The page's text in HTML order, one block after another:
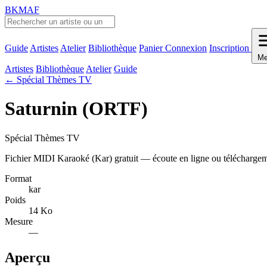
BKMAF
Guide Artistes Atelier Bibliothèque PanierConnexion Inscription
Artistes Bibliothèque Atelier Guide
← Spécial Thèmes TV
Saturnin (ORTF)
Spécial Thèmes TV
Fichier MIDI Karaoké (Kar) gratuit — écoute en ligne ou
Format
kar
Poids
14 Ko
Mesure
—
Aperçu